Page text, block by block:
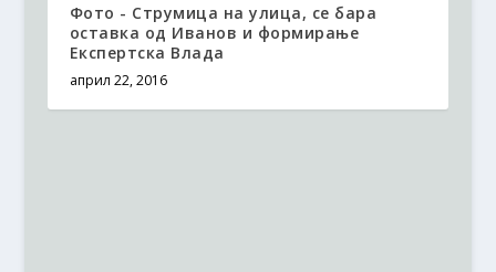
Фото - Струмица на улица, се бара
оставка од Иванов и формирање
Експертска Влада
април 22, 2016